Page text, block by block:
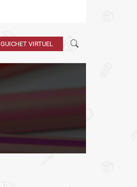
GUICHET VIRTUEL